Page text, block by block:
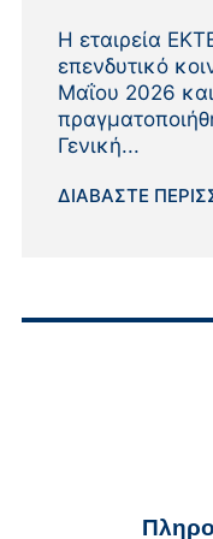
Η εταιρεία
επενδυτικό
Μαΐου 2026
Γενική...
ΔΙΑΒΆΣΤΕ